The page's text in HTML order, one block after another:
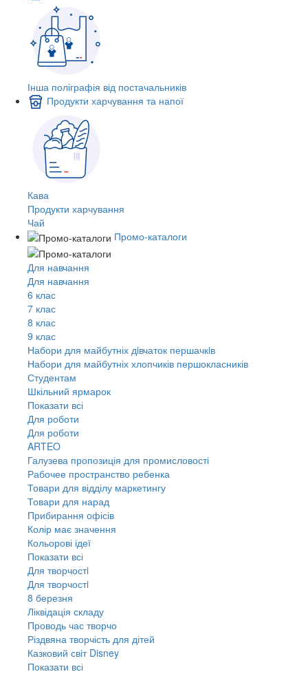
Інша поліграфія від постачальників
Продукти харчування та напої
Кава
Продукти харчування
Чай
Промо-каталоги
Для навчання
Для навчання
6 клас
7 клас
8 клас
9 клас
Набори для майбутніх дiвчаток першачкiв
Набори для майбутніх хлопчиків першокласників
Студентам
Шкільний ярмарок
Показати всі
Для роботи
Для роботи
ARTEO
Галузева пропозиція для промисловості
Рабочее пространство ребенка
Товари для відділу маркетингу
Товари для нарад
Прибирання офісів
Колір має значення
Кольорові ідеї
Показати всі
Для творчостi
Для творчостi
8 березня
Ліквідація складу
Проводь час творчо
Різдвяна творчість для дітей
Казковий світ Disney
Показати всі